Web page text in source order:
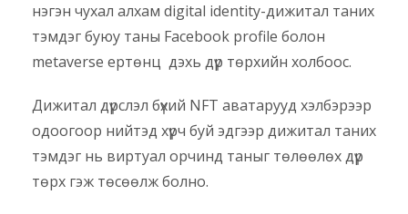
нэгэн чухал алхам digital identity-дижитал таних
тэмдэг буюу таны Facebook profile болон
metaverse ертөнц дэхь дүр төрхийн холбоос.
Дижитал дүрслэл бүхий NFT аватарууд хэлбэрээр
одоогоор нийтэд хүрч буй эдгээр дижитал таних
тэмдэг нь виртуал орчинд таныг төлөөлөх дүр
төрх гэж төсөөлж болно.